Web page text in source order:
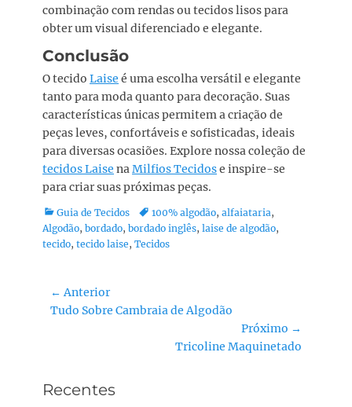
combinação com rendas ou tecidos lisos para
obter um visual diferenciado e elegante.
Conclusão
O tecido Laise é uma escolha versátil e elegante
tanto para moda quanto para decoração. Suas
características únicas permitem a criação de
peças leves, confortáveis e sofisticadas, ideais
para diversas ocasiões. Explore nossa coleção de
tecidos Laise na Milfios Tecidose inspire-se
para criar suas próximas peças.
Guia de Tecidos 100% algodão, alfaiataria,
Algodão, bordado, bordado inglês, laise de algodão,
tecido, tecido laise, Tecidos
← Anterior
Tudo Sobre Cambraia de Algodão
Próximo →
Tricoline Maquinetado
Recentes